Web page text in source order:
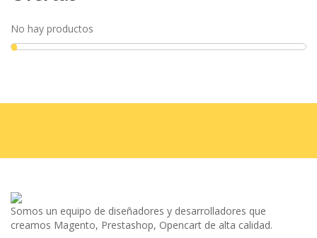
No hay productos
Somos un equipo de diseñadores y desarrolladores que
creamos Magento, Prestashop, Opencart de alta calidad.